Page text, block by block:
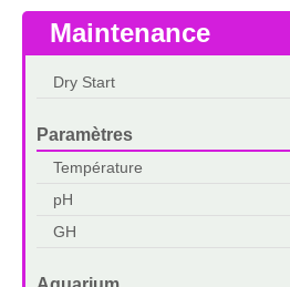
Maintenance
Dry Start
Paramètres
Température
pH
GH